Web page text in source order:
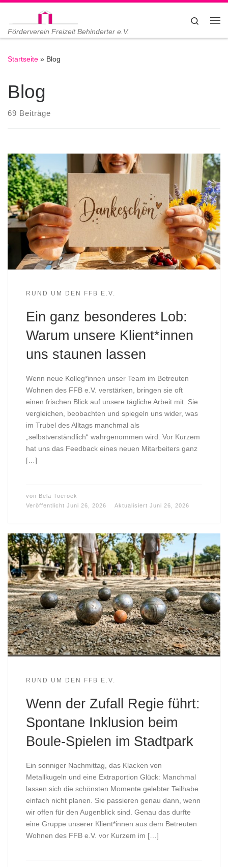
Zum Inhalt springen
Förderverein Freizeit Behinderter e.V.
Search
Startseite » Blog
Blog
69 Beiträge
RUND UM DEN FFB E.V.
Ein ganz besonderes Lob:
Warum unsere Klient*innen
uns staunen lassen
Wenn neue Kolleg*innen unser Team im Betreuten
Wohnen des FFB e.V. verstärken, bringen sie oft
einen frischen Blick auf unsere tägliche Arbeit mit. Sie
vergleichen, beobachten und spiegeln uns wider, was
im Trubel des Alltags manchmal als
„selbstverständlich“ wahrgenommen wird. Vor Kurzem
hat uns das Feedback eines neuen Mitarbeiters ganz
[…]
von Bela Toeroek
Veröffentlicht Juni 26, 2026 Aktualisiert Juni 26, 2026
RUND UM DEN FFB E.V.
Wenn der Zufall Regie führt:
Spontane Inklusion beim
Boule-Spielen im Stadtpark
Ein sonniger Nachmittag, das Klacken von
Metallkugeln und eine Extraportion Glück: Manchmal
lassen sich die schönsten Momente gelebter Teilhabe
einfach nicht planen. Sie passieren genau dann, wenn
wir offen für den Augenblick sind. Genau das durfte
eine Gruppe unserer Klient*innen aus dem Betreuten
Wohnen des FFB e.V. vor Kurzem im […]